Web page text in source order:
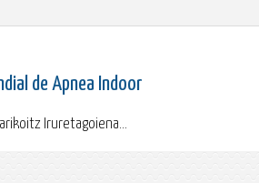
de Apnea Indoor
Iruretagoiena...